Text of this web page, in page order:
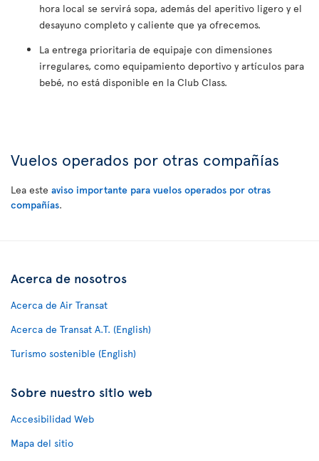
hora local se servirá sopa, además del aperitivo ligero y el
desayuno completo y caliente que ya ofrecemos.
La entrega prioritaria de equipaje con dimensiones
irregulares, como equipamiento deportivo y artículos para
bebé, no está disponible en la Club Class.
Vuelos operados por otras compañías
Lea este aviso importante para vuelos operados por otras
compañías.
Acerca de nosotros
Acerca de Air Transat
Acerca de Transat A.T. (English)
Turismo sostenible (English)
Sobre nuestro sitio web
Accesibilidad Web
Mapa del sitio